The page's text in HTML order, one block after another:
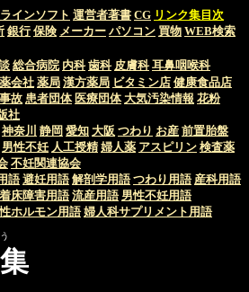
インソフト 運営者著書 CG リンク集目次
銀行 保険 メーカー パソコン 買物 WEB検索
総合病院 内科 歯科 皮膚科 耳鼻咽喉科
会社 薬局 漢方薬局 ビタミン店 健康食品店
故 患者団体 医療団体 大気汚染情報 花粉
社
神奈川 静岡 愛知 大阪 つわり お産 前置胎盤
男性不妊 人工授精 婦人薬 アスピリン 検査薬
不妊関連協会
語 避妊用語 解剖学用語 つわり用語 産科用語
床障害用語 流産用語 男性不妊用語
性ホルモン用語 婦人科サプリメント用語